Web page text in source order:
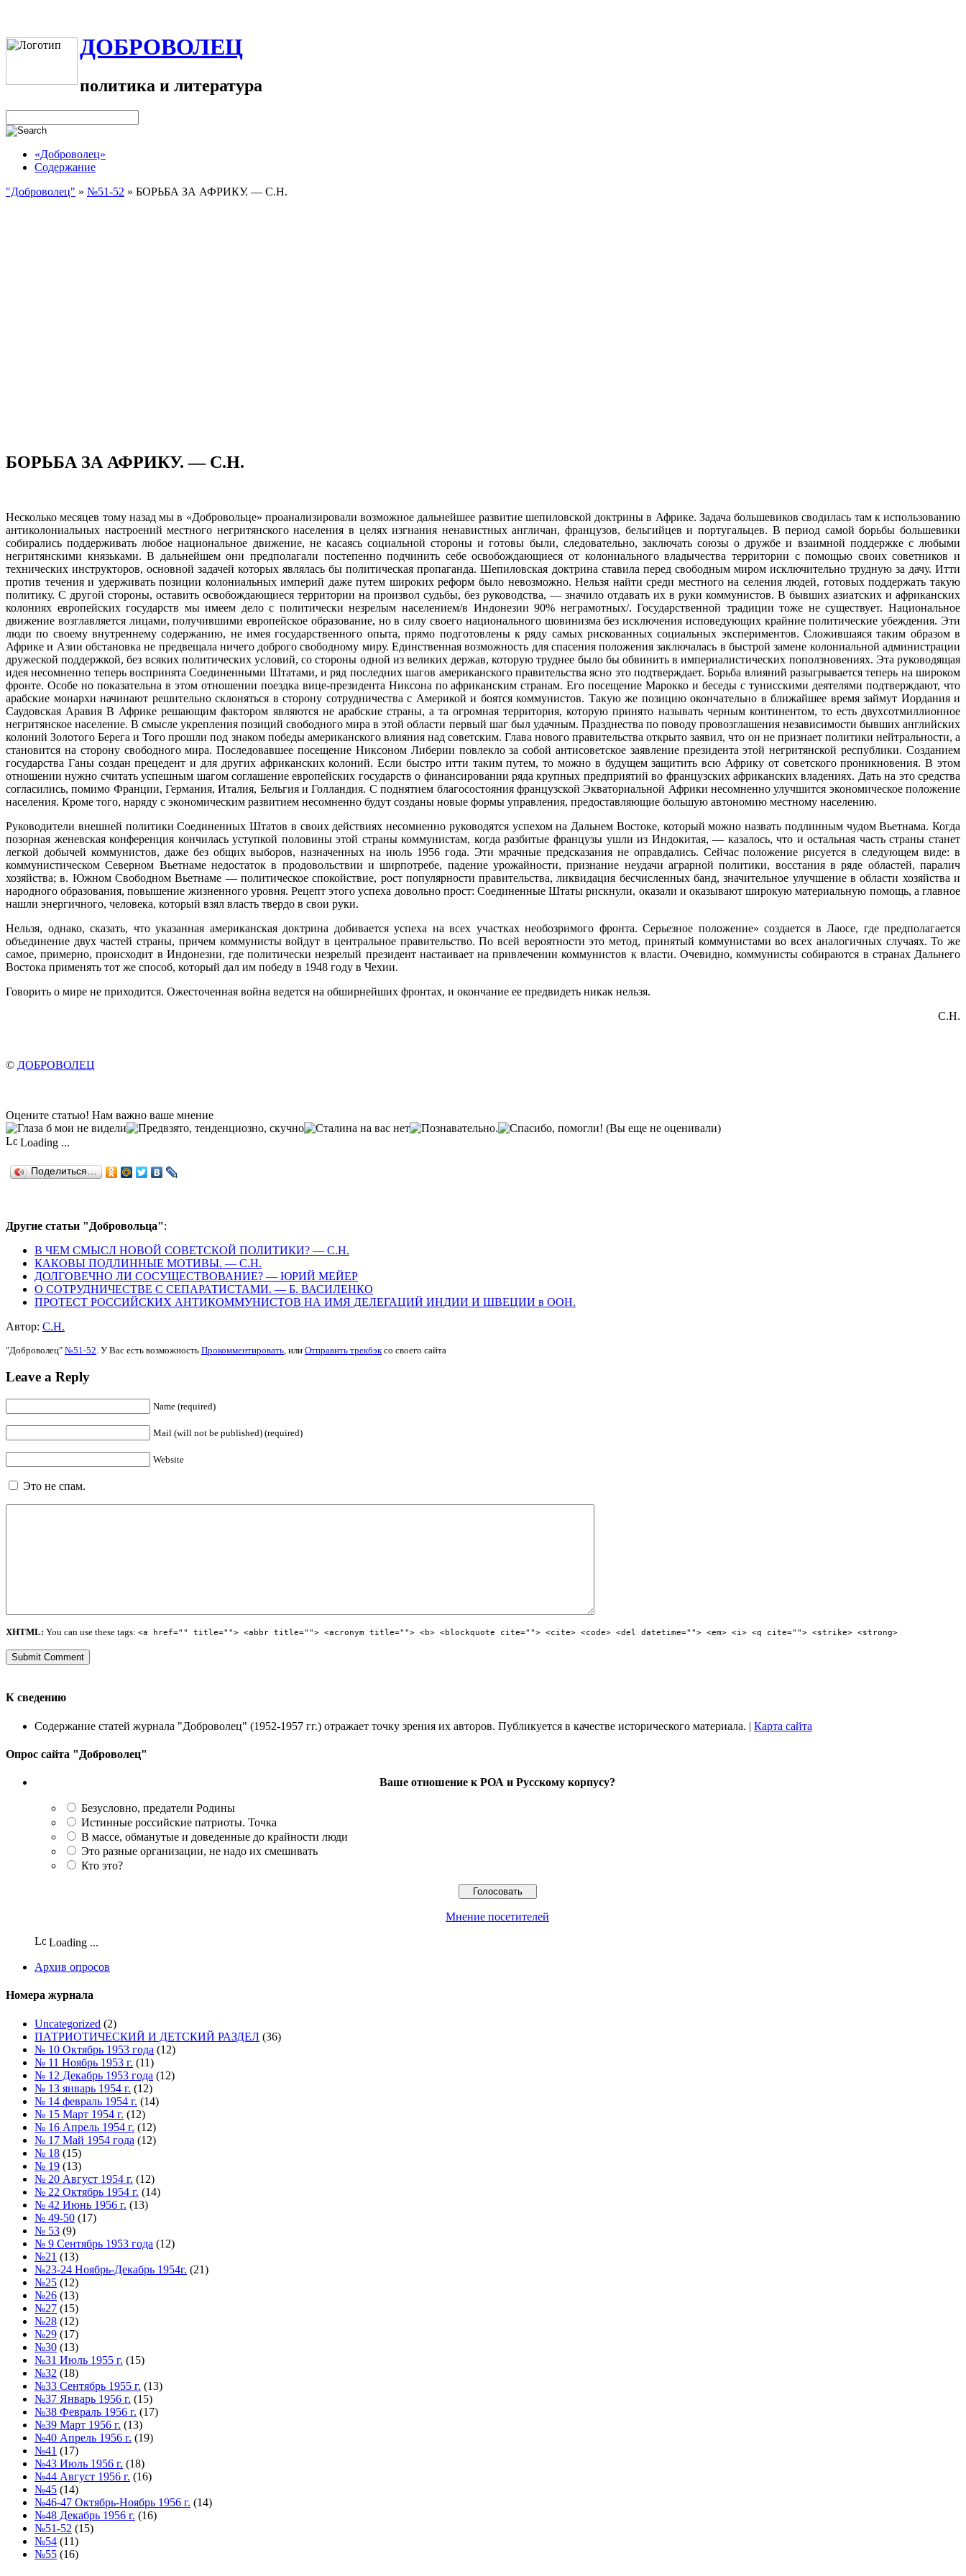
ДОБРОВОЛЕЦ
политика и литература
«Доброволец»
Содержание
"Доброволец" » №51-52 » БОРЬБА ЗА АФРИКУ. — С.Н.
БОРЬБА ЗА АФРИКУ. — С.Н.
Несколько месяцев тому назад мы в «Добровольце» проанализировали возможное дальнейшее развитие шепиловской доктрины в Африке. Задача большевиков сводилась там к использованию
антиколониальных настроений местного негритянского населения в целях изгнания ненавистных англичан, французов, бельгийцев и португальцев. В период самой борьбы большевики
собирались поддерживать любое национальное движение, не касаясь социальной стороны и готовы были, следовательно, заключать союзы о дружбе и взаимной поддержке с любыми
негритянскими князьками. В дальнейшем они предполагали постепенно подчинить себе освобождающиеся от колониального владычества территории с помощью своих советников и
технических инструкторов, основной задачей которых являлась бы политическая пропаганда. Шепиловская доктрина ставила перед свободным миром исключительно трудную за дачу. Итти
против течения и удерживать позиции колониальных империй даже путем широких реформ было невозможно. Нельзя найти среди местного на селения людей, готовых поддержать такую
политику. С другой стороны, оставить освобождающиеся территории на произвол судьбы, без руководства, — значило отдавать их в руки коммунистов. В бывших азиатских и африканских
колониях европейских государств мы имеем дело с политически незрелым населением/в Индонезии 90% неграмотных/. Государственной традиции тоже не существует. Национальное
движение возглавляется лицами, получившими европейское образование, но в силу своего национального шовинизма без исключения исповедующих крайние политические убеждения. Эти
люди по своему внутреннему содержанию, не имея государственного опыта, прямо подготовлены к ряду самых рискованных социальных экспериментов. Сложившаяся таким образом в
Африке и Азии обстановка не предвещала ничего доброго свободному миру. Единственная возможность для спасения положения заключалась в быстрой замене колониальной администрации
дружеской поддержкой, без всяких политических условий, со стороны одной из великих держав, которую труднее было бы обвинить в империалистических поползновениях. Эта руководящая
идея несомненно теперь воспринята Соединенными Штатами, и ряд последних шагов американского правительства ясно это подтверждает. Борьба влияний разыгрывается теперь на широком
фронте. Особе но показательна в этом отношении поездка вице-президента Никсона по африканским странам. Его посещение Марокко и беседы с тунисскими деятелями подтверждают, что
арабские монархи начинают решительно склоняться в сторону сотрудничества с Америкой и боятся коммунистов. Такую же позицию окончательно в ближайшее время займут Иордания и
Саудовская Аравия В Африке решающим фактором являются не арабские страны, а та огромная территория, которую принято называть черным континентом, то есть двухсотмиллионное
негритянское население. В смысле укрепления позиций свободного мира в этой области первый шаг был удачным. Празднества по поводу провозглашения независимости бывших английских
колоний Золотого Берега и Того прошли под знаком победы американского влияния над советским. Глава нового правительства открыто заявил, что он не признает политики нейтральности, а
становится на сторону свободного мира. Последовавшее посещение Никсоном Либерии повлекло за собой антисоветское заявление президента этой негритянской республики. Созданием
государства Ганы создан прецедент и для других африканских колоний. Если быстро итти таким путем, то можно в будущем защитить всю Африку от советского проникновения. В этом
отношении нужно считать успешным шагом соглашение европейских государств о финансировании ряда крупных предприятий во французских африканских владениях. Дать на это средства
согласились, помимо Франции, Германия, Италия, Бельгия и Голландия. С поднятием благосостояния французской Экваториальной Африки несомненно улучшится экономическое положение
населения. Кроме того, наряду с экономическим развитием несомненно будут созданы новые формы управления, предоставляющие большую автономию местному населению.
Руководители внешней политики Соединенных Штатов в своих действиях несомненно руководятся успехом на Дальнем Востоке, который можно назвать подлинным чудом Вьетнама. Когда
позорная женевская конференция кончилась уступкой половины этой страны коммунистам, когда разбитые французы ушли из Индокитая, — казалось, что и остальная часть страны станет
легкой добычей коммунистов, даже без общих выборов, назначенных на июль 1956 года. Эти мрачные предсказания не оправдались. Сейчас положение рисуется в следующем виде: в
коммунистическом Северном Вьетнаме недостаток в продовольствии и ширпотребе, падение урожайности, признание неудачи аграрной политики, восстания в ряде областей, паралич
хозяйства; в. Южном Свободном Вьетнаме — политическое спокойствие, рост популярности правительства, ликвидация бесчисленных банд, значительное улучшение в области хозяйства и
народного образования, повышение жизненного уровня. Рецепт этого успеха довольно прост: Соединенные Штаты рискнули, оказали и оказывают широкую материальную помощь, а главное
нашли энергичного, человека, который взял власть твердо в свои руки.
Нельзя, однако, сказать, что указанная американская доктрина добивается успеха на всех участках необозримого фронта. Серьезное положение» создается в Лаосе, где предполагается
объединение двух частей страны, причем коммунисты войдут в центральное правительство. По всей вероятности это метод, принятый коммунистами во всех аналогичных случаях. То же
самое, примерно, происходит в Индонезии, где политически незрелый президент настаивает на привлечении коммунистов к власти. Очевидно, коммунисты собираются в странах Дальнего
Востока применять тот же способ, который дал им победу в 1948 году в Чехии.
Говорить о мире не приходится. Ожесточенная война ведется на обширнейших фронтах, и окончание ее предвидеть никак нельзя.
С.Н.
© ДОБРОВОЛЕЦ
Оцените статью! Нам важно ваше мнение
(Вы еще не оценивали)
Loading ...
Поделиться…
Другие статьи "Добровольца":
В ЧЕМ СМЫСЛ НОВОЙ СОВЕТСКОЙ ПОЛИТИКИ? — С.Н.
КАКОВЫ ПОДЛИННЫЕ МОТИВЫ. — С.Н.
ДОЛГОВЕЧНО ЛИ СОСУЩЕСТВОВАНИЕ? — ЮРИЙ МЕЙЕР
О СОТРУДНИЧЕСТВЕ С СЕПАРАТИСТАМИ. — Б. ВАСИЛЕНКО
ПРОТЕСТ РОССИЙСКИХ АНТИКОММУНИСТОВ НА ИМЯ ДЕЛЕГАЦИЙ ИНДИИ И ШВЕЦИИ в ООН.
Автор: С.Н.
"Доброволец" №51-52 . У Вас есть возможность Прокомментировать , или Отправить трекбэк со своего сайта
Leave a Reply
Name (required)
Mail (will not be published) (required)
Website
Это не спам.
XHTML: You can use these tags: <a href="" title=""> <abbr title=""> <acronym title=""> <b> <blockquote cite=""> <cite> <code> <del datetime=""> <em> <i> <q cite=""> <strike> <strong>
К сведению
Содержание статей журнала "Доброволец" (1952-1957 гг.) отражает точку зрения их авторов. Публикуется в качестве исторического материала. | Карта сайта
Опрос сайта "Доброволец"
Ваше отношение к РОА и Русскому корпусу?
Безусловно, предатели Родины
Истинные российские патриоты. Точка
В массе, обманутые и доведенные до крайности люди
Это разные организации, не надо их смешивать
Кто это?
Мнение посетителей
Loading ...
Архив опросов
Номера журнала
Uncategorized (2)
ПАТРИОТИЧЕСКИЙ И ДЕТСКИЙ РАЗДЕЛ (36)
№ 10 Октябрь 1953 года (12)
№ 11 Ноябрь 1953 г. (11)
№ 12 Декабрь 1953 года (12)
№ 13 январь 1954 г. (12)
№ 14 февраль 1954 г. (14)
№ 15 Март 1954 г. (12)
№ 16 Апрель 1954 г. (12)
№ 17 Май 1954 года (12)
№ 18 (15)
№ 19 (13)
№ 20 Август 1954 г. (12)
№ 22 Октябрь 1954 г. (14)
№ 42 Июнь 1956 г. (13)
№ 49-50 (17)
№ 53 (9)
№ 9 Сентябрь 1953 года (12)
№21 (13)
№23-24 Ноябрь-Декабрь 1954г. (21)
№25 (12)
№26 (13)
№27 (15)
№28 (12)
№29 (17)
№30 (13)
№31 Июль 1955 г. (15)
№32 (18)
№33 Сентябрь 1955 г. (13)
№37 Январь 1956 г. (15)
№38 Февраль 1956 г. (17)
№39 Март 1956 г. (13)
№40 Апрель 1956 г. (19)
№41 (17)
№43 Июль 1956 г. (18)
№44 Август 1956 г. (16)
№45 (14)
№46-47 Октябрь-Ноябрь 1956 г. (14)
№48 Декабрь 1956 г. (16)
№51-52 (15)
№54 (11)
№55 (16)